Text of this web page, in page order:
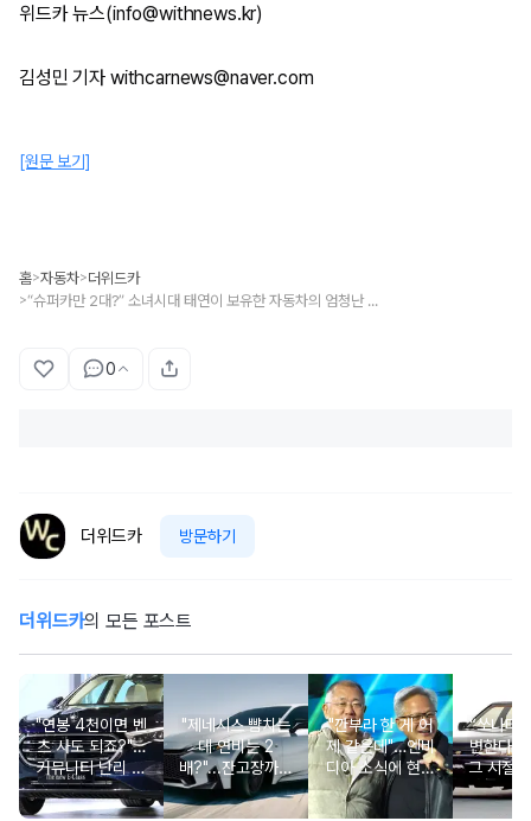
위드카 뉴스(info@withnews.kr)
김성민 기자 withcarnews@naver.com
[원문 보기]
홈>자동차>더위드카
> “슈퍼카만 2대?” 소녀시대 태연이 보유한 자동차의 엄청난 가격
0
더위드카 방문하기
더위드카의 모든 포스트
"연봉 4천이면 벤
츠 사도 되죠?"…
커뮤니티 난리 난
'현실적 수입차' 보
니
"제네시스 뺨치는
데 연비는 2
배?"...잔고장까지
없는 신차에 '이럴
수가'
"깐부라 한 게 어
제 같은데"…엔비
디아 소식에 현대
차 '초위기 상황'
“쏘나타
변한다
그 시절
고 소식
오너들